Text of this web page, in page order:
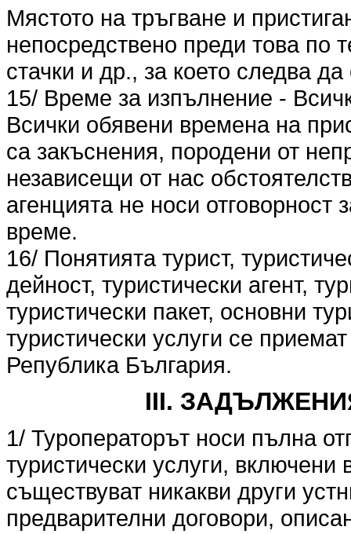
Мястото на тръгване и
непосредствено преди това по
стачки и др., за което следва
15/ Време за изпълнение -
Всички обявени времена на
са закъснения, породени от
независещи от нас
агенцията не носи отговорност
време.
16/ Понятията турист,
дейност, туристически агент,
туристически пакет, основни
туристически услуги се
Република България.
III.
1/ Туроператорът носи пълна
туристически услуги,
съществуват никакви други
предварителни договори,